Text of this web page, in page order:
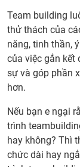
Team building
thử thách của
năng, tinh thần,
của việc gắn kết
sự và góp phần
hơn.
Nếu bạn e ngại
trình
hay không? Thì
chức dài hay